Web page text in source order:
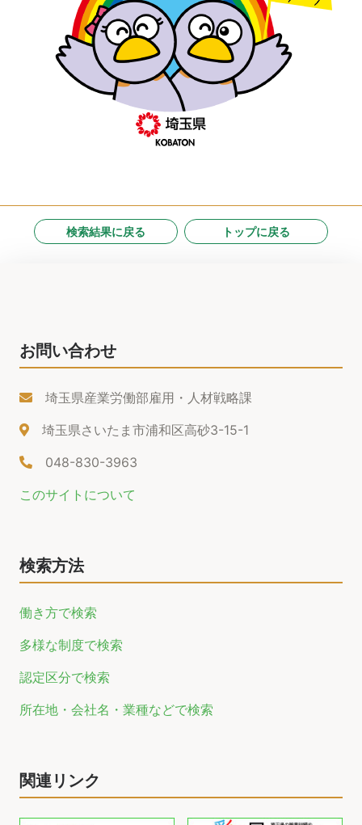
検索結果に戻る トップに戻る
お問い合わせ
埼玉県産業労働部雇用・人材戦略課
埼玉県さいたま市浦和区高砂3-15-1
048-830-3963
このサイトについて
検索方法
働き方で検索
多様な制度で検索
認定区分で検索
所在地・会社名・業種などで検索
関連リンク